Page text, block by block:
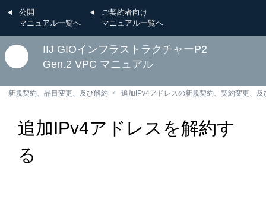
公開
マニュアル一覧へ
ご契約者向け
マニュアル一覧へ
IIJ GIOインフラストラクチャーP2
Gen.2 VPC マニュアル
新規契約、品目変更、及び解約 追加IPv4アドレスの新規契約、契約変更、及
追加IPv4アドレスを解約す
る